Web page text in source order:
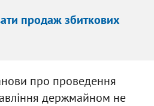
продаж збиткових
про проведення
держмайном не